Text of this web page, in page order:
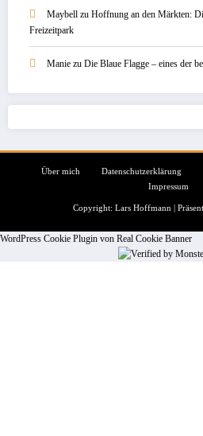
Maybell zu Hoffnung an den Märkten:
Freizeitpark
Manie zu Die Blaue Flagge – eines der
Über mich Datenschutzerklärung
Impressum
Copyright: Lars Hoffmann |
WordPress Cookie Plugin von Real Cookie Banner